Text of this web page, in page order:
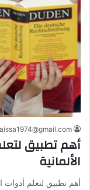
أهم تطبيق
الألمانية
أهم تطبيق لتعلم أدوات